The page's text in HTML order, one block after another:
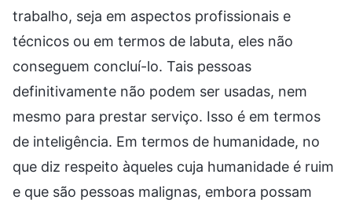
trabalho, seja em aspectos profissionais e
técnicos ou em termos de labuta, eles não
conseguem concluí-lo. Tais pessoas
definitivamente não podem ser usadas, nem
mesmo para prestar serviço. Isso é em termos
de inteligência. Em termos de humanidade, no
que diz respeito àqueles cuja humanidade é ruim
e que são pessoas malignas, embora possam